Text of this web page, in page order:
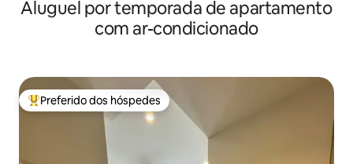
Aluguel por temporada de apartamento
com ar-condicionado
Entre os melhores preferidos dos hóspedes
Preferido dos hóspedes